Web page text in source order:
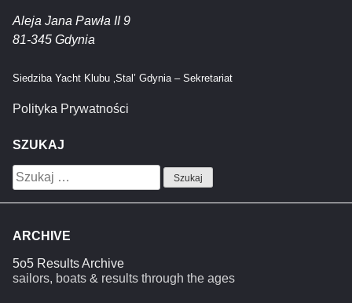
Aleja Jana Pawła II 9
81-345 Gdynia
Siedziba Yacht Klubu ‚Stal’ Gdynia – Sekretariat
Polityka Prywatności
SZUKAJ
Szukaj:
ARCHIVE
5o5 Results Archive
sailors, boats & results through the ages